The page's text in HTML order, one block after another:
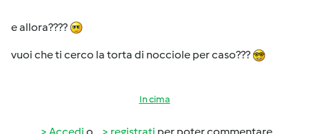
e allora????
vuoi che ti cerco la torta di nocciole per caso???
In cima